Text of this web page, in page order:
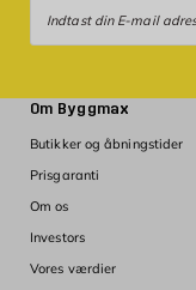
Om Byggmax
Butikker og åbningstider
Prisgaranti
Om os
Investors
Vores værdier